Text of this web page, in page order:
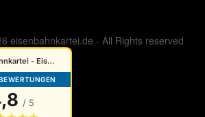
eisenbahnkartei.de - All Rights reserved